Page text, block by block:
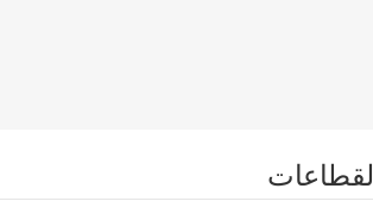
القطاعات